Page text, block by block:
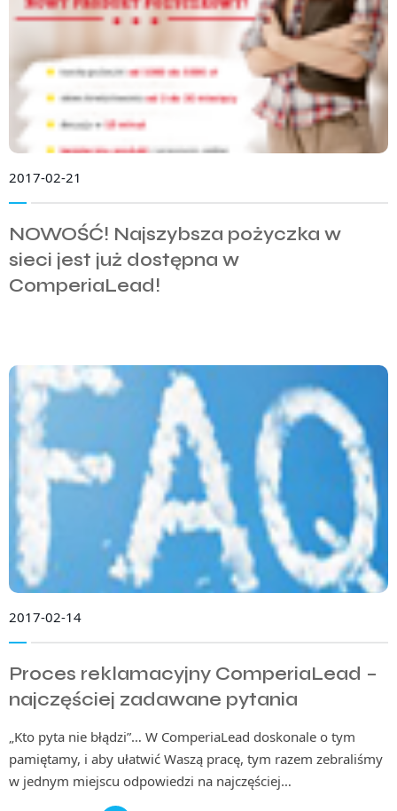
2017-02-21
NOWOŚĆ! Najszybsza pożyczka w
sieci jest już dostępna w
ComperiaLead!
2017-02-14
Proces reklamacyjny ComperiaLead –
najczęściej zadawane pytania
„Kto pyta nie błądzi”… W ComperiaLead doskonale o tym
pamiętamy, i aby ułatwić Waszą pracę, tym razem zebraliśmy
w jednym miejscu odpowiedzi na najczęściej…